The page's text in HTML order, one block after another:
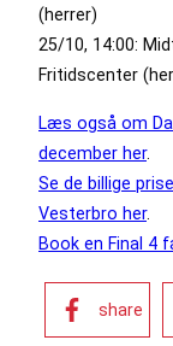
(herrer)
25/10, 14:00:
Fritidscenter
Læs også om
december her.
Se de billige
Vesterbro her.
Book en Final 4
share